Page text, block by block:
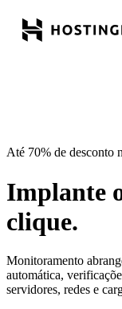
Até 70% de desconto
Implante
clique.
Monitoramento
automática,
servidores, redes e